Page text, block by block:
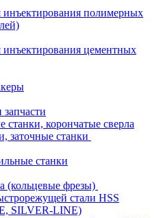
инъектирования полимерных
инъектирования цементных
корончатые сверла
заточные станки
станки
(кольцевые фрезы)
стали HSS
SILVER-LINE)